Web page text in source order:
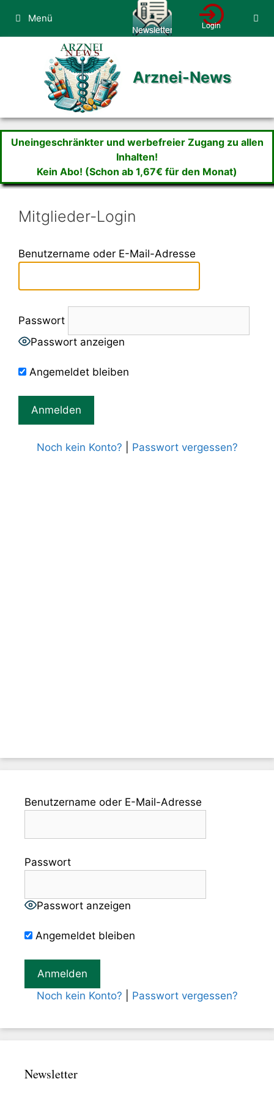
Inhalt
springen
Menü
Arznei-News
Uneingeschränkter und werbefreier Zugang zu allen
Inhalten!
Kein Abo! (Schon ab 1,67€ für den Monat)
Mitglieder-Login
Benutzername oder E-Mail-Adresse
Passwort
Passwort anzeigen
Angemeldet bleiben
Noch kein Konto? Passwort vergessen?
Benutzername oder E-Mail-Adresse
Passwort
Passwort anzeigen
Angemeldet bleiben
Noch kein Konto? Passwort vergessen?
Newsletter